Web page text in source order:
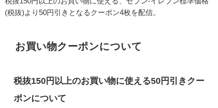
(税抜)より50円引きとなるクーポン4枚を配信。
お買い物クーポンについて
税抜150円以上のお買い物に使える50円引きクー
ポンについて